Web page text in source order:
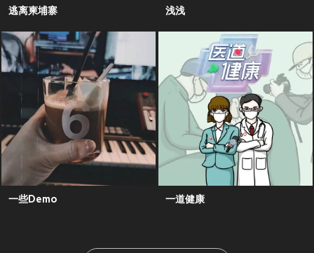
逃离柬埔寨 浅浅
一些Demo 一道健康